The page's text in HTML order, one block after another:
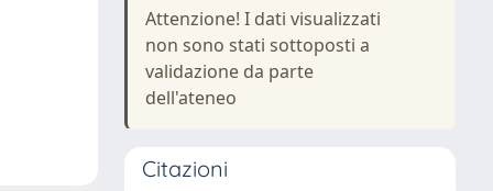
Attenzione! I dati visualizzati
non sono stati sottoposti a
validazione da parte
dell'ateneo
Citazioni